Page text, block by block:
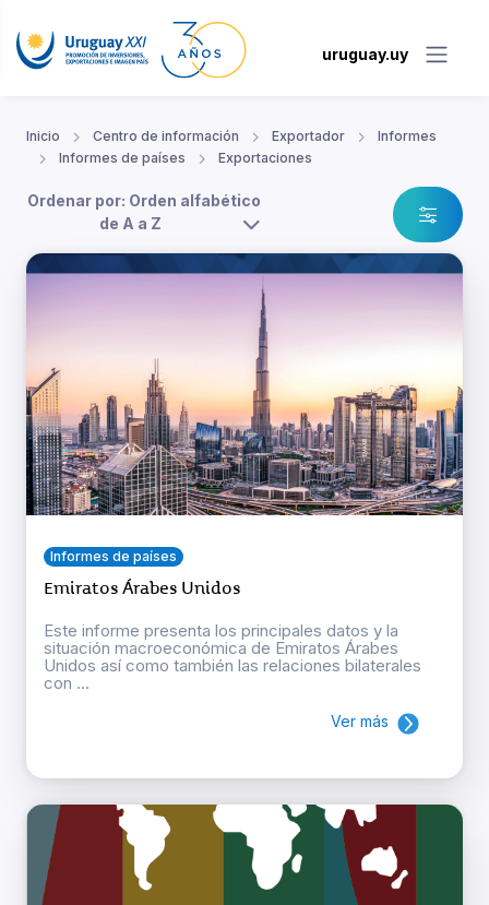
uruguay.uy
Inicio Centro de información Exportador
Informes
Informes de países
Exportaciones
Ordenar por: Orden alfabético
de A a Z
Informes de países
Emiratos Árabes Unidos
Este informe presenta los principales datos y la
situación macroeconómica de Emiratos Árabes
Unidos así como también las relaciones bilaterales
con ...
Ver más